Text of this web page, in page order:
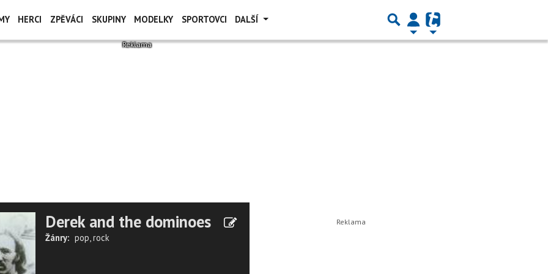
HERCI ZPĚVÁCI SKUPINY MODELKY SPORTOVCI DALŠÍ
Derek and the dominoes
Žánry: pop,rock